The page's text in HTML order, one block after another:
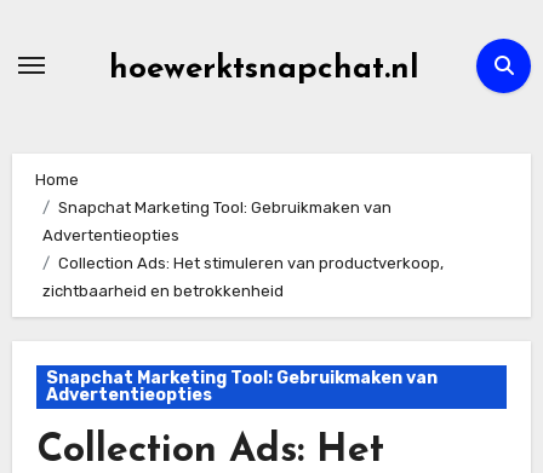
hoewerktsnapchat.nl
Home
Snapchat Marketing Tool: Gebruikmaken van
Advertentieopties
Collection Ads: Het stimuleren van productverkoop,
zichtbaarheid en betrokkenheid
Snapchat Marketing Tool: Gebruikmaken van
Advertentieopties
Collection Ads: Het